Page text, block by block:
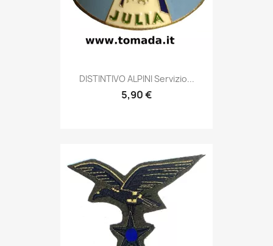
Anteprima
DISTINTIVO ALPINI Servizio...
5,90 €